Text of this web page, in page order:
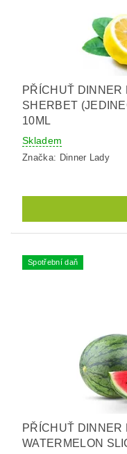
PŘÍCHUŤ DINNER
SHERBET
10ML
Skladem
Značka: Dinner Lady
Spotřební daň
PŘÍCHUŤ DINNER
WATERMELON